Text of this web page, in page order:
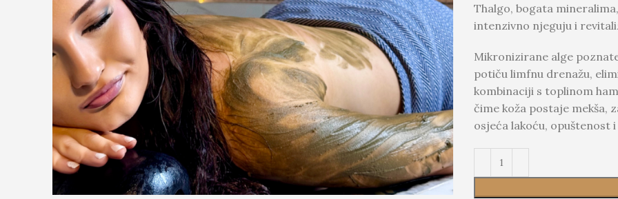
Thalgo, bogata
intenzivno njeguju i
Mikronizirane alge
potiču limfnu drenažu,
kombinaciji s toplinom
čime koža postaje mekša,
osjeća lakoću, opuštenost